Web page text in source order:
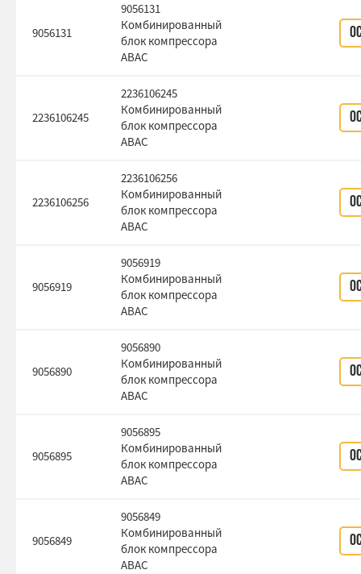
9056131
9056131
Комбинированный
блок компрессора
ABAC
2236106245
2236106245
Комбинированный
блок компрессора
ABAC
2236106256
2236106256
Комбинированный
блок компрессора
ABAC
9056919
9056919
Комбинированный
блок компрессора
ABAC
9056890
9056890
Комбинированный
блок компрессора
ABAC
9056895
9056895
Комбинированный
блок компрессора
ABAC
9056849
9056849
Комбинированный
блок компрессора
ABAC